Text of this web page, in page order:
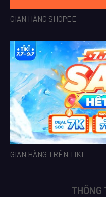
GIAN HÀNG SHOPEE
GIAN HÀNG TRÊN TIKI
THÔNG